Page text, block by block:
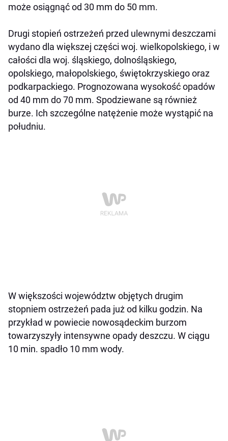
może osiągnąć od 30 mm do 50 mm.
Drugi stopień ostrzeżeń przed ulewnymi deszczami
wydano dla większej części woj. wielkopolskiego, i w
całości dla woj. śląskiego, dolnośląskiego,
opolskiego, małopolskiego, świętokrzyskiego oraz
podkarpackiego. Prognozowana wysokość opadów
od 40 mm do 70 mm. Spodziewane są również
burze. Ich szczególne natężenie może wystąpić na
południu.
W większości województw objętych drugim
stopniem ostrzeżeń pada już od kilku godzin. Na
przykład w powiecie nowosądeckim burzom
towarzyszyły intensywne opady deszczu. W ciągu
10 min. spadło 10 mm wody.